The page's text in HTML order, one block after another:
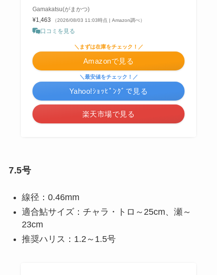
Gamakatsu(がまかつ)
¥1,463
（2026/08/03 11:03時点 | Amazon調べ）
口コミを見る
＼まずは在庫をチェック！／
Amazonで見る
楽天市場で見る
＼最安値をチェック！／
Yahoo!ｼｮｯﾋﾟﾝｸﾞで見る
7.5号
線径：0.46mm
適合鮎サイズ：チャラ・トロ～25cm、瀬～
23cm
推奨ハリス：1.2～1.5号